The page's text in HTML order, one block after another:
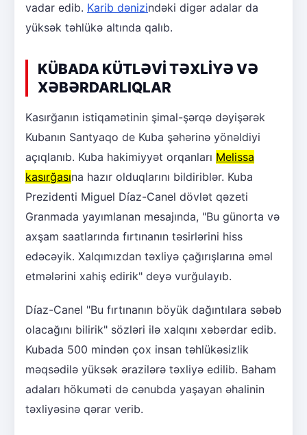
vadar edib. Karib dənizindəki digər adalar da
yüksək təhlükə altında qalıb.
KÜBADA KÜTLƏVİ TƏXLİYƏ VƏ
XƏBƏRDARLIQLAR
Kasırğanın istiqamətinin şimal-şərqə dəyişərək
Kubanın Santyaqo de Kuba şəhərinə yönəldiyi
açıqlanıb. Kuba hakimiyyət orqanları Melissa
kasırğasına hazır olduqlarını bildiriblər. Kuba
Prezidenti Miguel Díaz-Canel dövlət qəzeti
Granmada yayımlanan mesajında, "Bu günorta və
axşam saatlarında fırtınanın təsirlərini hiss
edəcəyik. Xalqımızdan təxliyə çağırışlarına əməl
etmələrini xahiş edirik" deyə vurğulayıb.
Díaz-Canel "Bu fırtınanın böyük dağıntılara səbəb
olacağını bilirik" sözləri ilə xalqını xəbərdar edib.
Kubada 500 mindən çox insan təhlükəsizlik
məqsədilə yüksək ərazilərə təxliyə edilib. Baham
adaları hökuməti də cənubda yaşayan əhalinin
təxliyəsinə qərar verib.